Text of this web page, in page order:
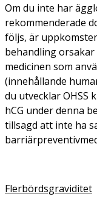
Om du inte har
rekommenderade
följs, är
behandling orsakar
medicinen som
(innehållande
du utvecklar OHSS
hCG under denna
tillsagd att inte ha
Flerbördsgraviditet